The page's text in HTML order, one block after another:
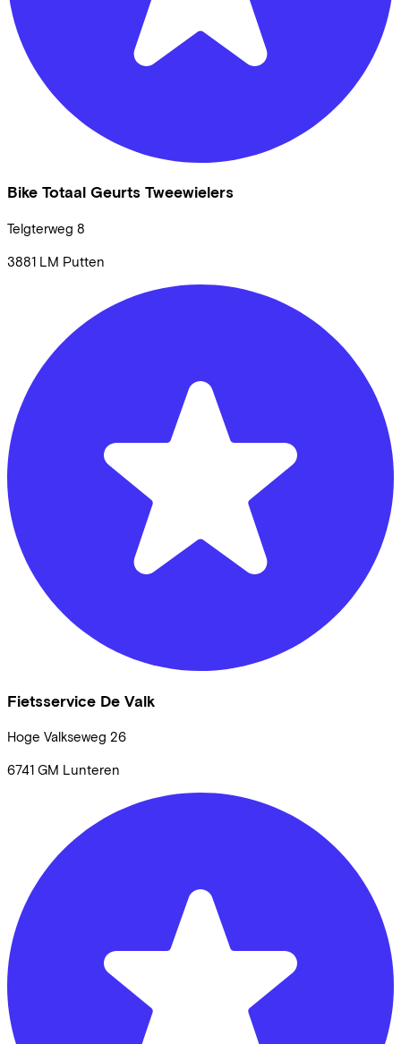
Bike Totaal Geurts Tweewielers
Telgterweg 8
3881 LM Putten
Fietsservice De Valk
Hoge Valkseweg 26
6741 GM Lunteren